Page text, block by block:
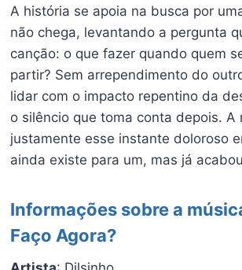
A história se apoia na busca por
não chega, levantando a pergunta
canção: o que fazer quando quem
partir? Sem arrependimento do
lidar com o impacto repentino da
o silêncio que toma conta depois. A
justamente esse instante doloroso
ainda existe para um, mas já
Informações sobre a
Faço Agora?